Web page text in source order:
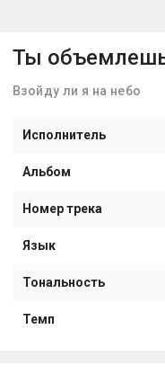
Ты
Взойду ли я на небо
Исполнитель
Альбом
Номер трека
Язык
Тональность
Темп